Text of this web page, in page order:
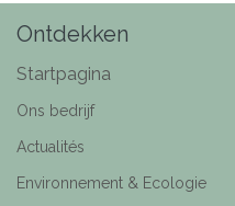
Ontdekken
Startpagina
Ons bedrijf
Actualités
Environnement & Ecologie